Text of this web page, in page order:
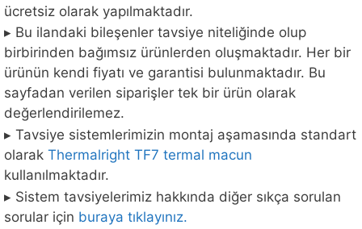
ücretsiz olarak yapılmaktadır.
▸ Bu ilandaki bileşenler tavsiye niteliğinde olup
birbirinden bağımsız ürünlerden oluşmaktadır. Her bir
ürünün kendi fiyatı ve garantisi bulunmaktadır. Bu
sayfadan verilen siparişler tek bir ürün olarak
değerlendirilemez.
▸ Tavsiye sistemlerimizin montaj aşamasında standart
olarak Thermalright TF7 termal macun
kullanılmaktadır.
▸ Sistem tavsiyelerimiz hakkında diğer sıkça sorulan
sorular için buraya tıklayınız.